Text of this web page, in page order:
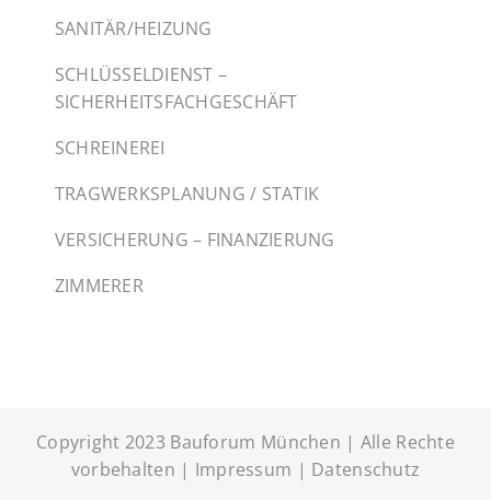
SANITÄR/HEIZUNG
SCHLÜSSELDIENST –
SICHERHEITSFACHGESCHÄFT
SCHREINEREI
TRAGWERKSPLANUNG / STATIK
VERSICHERUNG – FINANZIERUNG
ZIMMERER
Copyright 2023 Bauforum München | Alle Rechte
vorbehalten | Impressum | Datenschutz